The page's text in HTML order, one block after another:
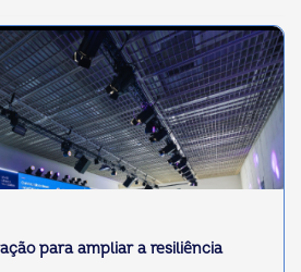
para ampliar a resiliência